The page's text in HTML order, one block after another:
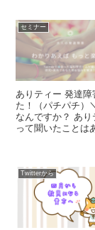
セミナー
ありティー 発達
た！（パチパチ）
なんですか？ あ
って聞いたことは
Twitterから